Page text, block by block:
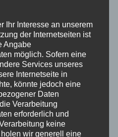
fest im Griff. Eis und
und die Tiere
Futter zu finden.
Abend, begrüßten
am Waldeingang.
und wir sahen uns
sie weiter.
Ihr Interesse an unserem
der Internetseiten ist
Angabe
möglich. Sofern eine
Services unseres
Internetseite in
könnte jedoch eine
Daten
Verarbeitung
erforderlich und
keine
wir generell eine